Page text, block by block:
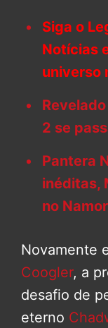
Siga o
Notícias
universo
2 se
Pantera
inéditas,
no Namor
Novamente
Coogler, a
desafio de
eterno